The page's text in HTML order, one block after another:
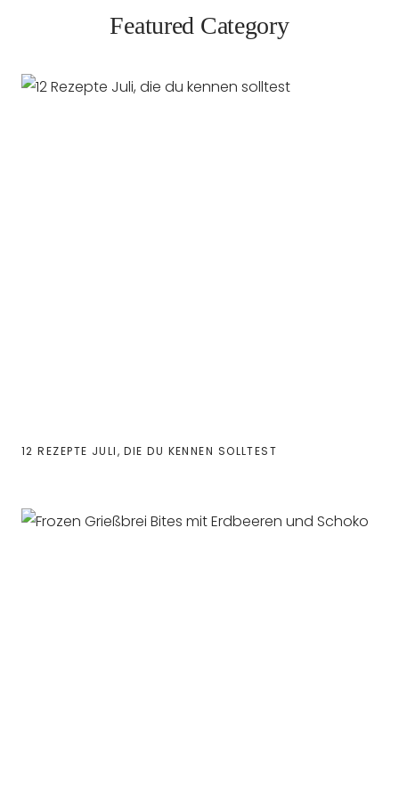
Featured Category
12 REZEPTE JULI, DIE DU KENNEN SOLLTEST